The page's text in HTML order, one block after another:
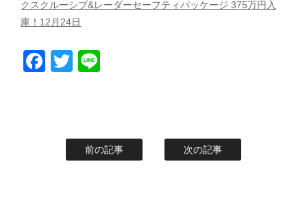
クスクルーシブ&レーダーセーフティパッケージ 375万円入
庫！12月24日
Facebook
Twitter
前の記事 次の記事